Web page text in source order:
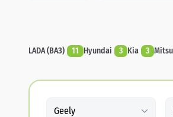
LADA (ВАЗ) 11 Hyundai 3 Kia 3
Geely